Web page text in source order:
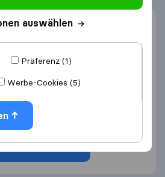
auswählen
Präferenz (1)
Werbe-Cookies (5)
Sie eine
erkunden?
und die
Affiliate-Partnerschaft zu
erfahren.